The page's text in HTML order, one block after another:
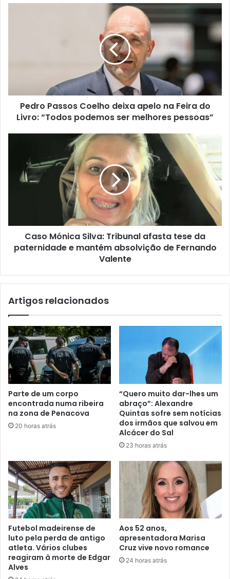
Pedro Passos Coelho deixa apelo na Feira do
Livro: “Todos podemos ser melhores pessoas”
Caso Mónica Silva: Tribunal afasta tese da
paternidade e mantém absolvição de Fernando
Valente
Artigos relacionados
Parte de um corpo
encontrada numa ribeira
na zona de Penacova
20 horas atrás
“Quero muito dar-lhes um
abraço”: Alexandre
Quintas sofre sem notícias
dos irmãos que salvou em
Alcácer do Sal
23 horas atrás
Futebol madeirense de
luto pela perda de antigo
atleta. Vários clubes
reagiram à morte de Edgar
Alves
Aos 52 anos,
apresentadora Marisa
Cruz vive novo romance
24 horas atrás